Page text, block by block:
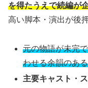
を得たうえで続編が
高い脚本・演出が後
元の物語が未完
わせる余韻のあ
主要キャスト・